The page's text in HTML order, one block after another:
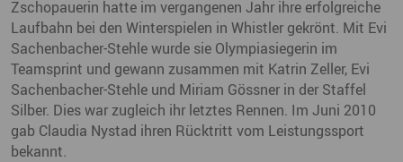
Zschopauerin hatte im vergangenen Jahr ihre erfolgreiche
Laufbahn bei den Winterspielen in Whistler gekrönt. Mit Evi
Sachenbacher-Stehle wurde sie Olympiasiegerin im
Teamsprint und gewann zusammen mit Katrin Zeller, Evi
Sachenbacher-Stehle und Miriam Gössner in der Staffel
Silber. Dies war zugleich ihr letztes Rennen. Im Juni 2010
gab Claudia Nystad ihren Rücktritt vom Leistungssport
bekannt.